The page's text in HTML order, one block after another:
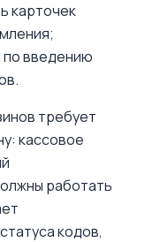
карточек
по введению
требует
кассовое
работать
кодов,